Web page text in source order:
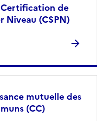
de
Niveau (CSPN)
mutuelle des
(CC)